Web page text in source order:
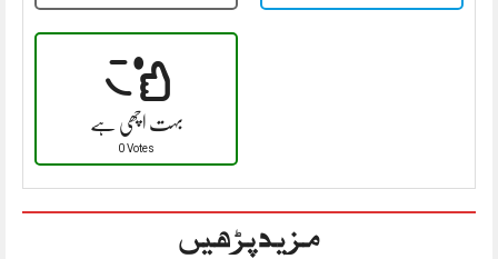
بہت اچھی ہے
0 Votes
مزید پڑھیں